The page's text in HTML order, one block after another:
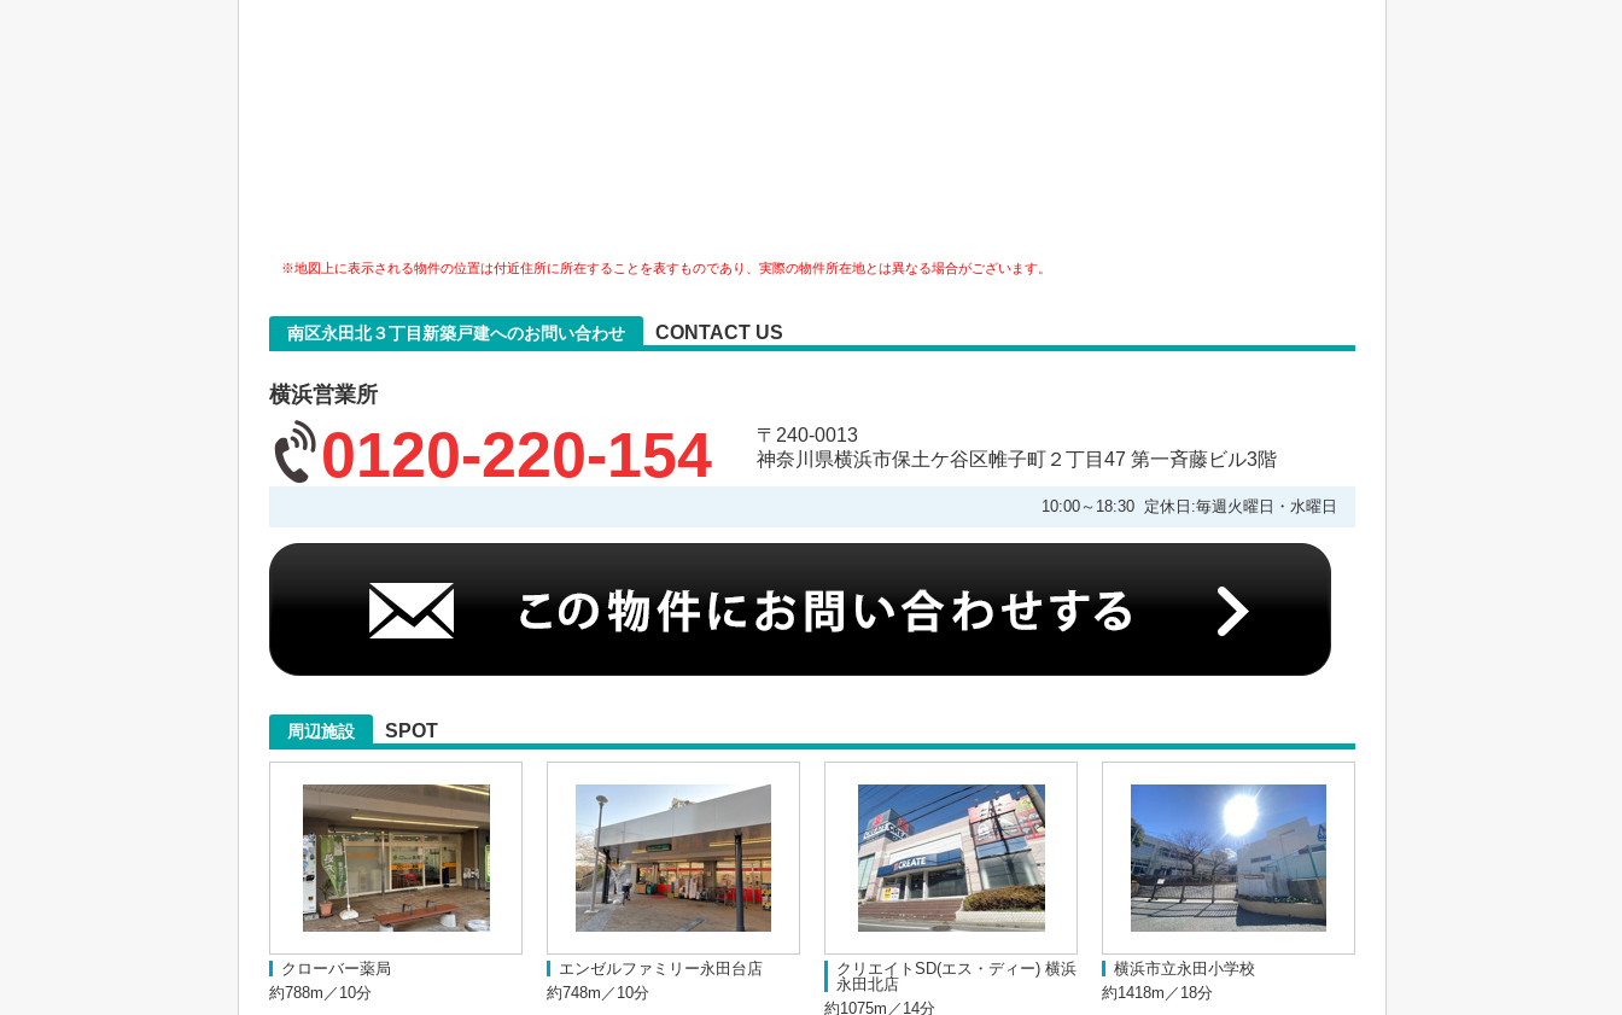
※地図上に表示される物件の位置は付近住所に所在することを表すものであり、実際の物件所在地とは異なる場合がございます。
南区永田北３丁目新築戸建へのお問い合わせ CONTACT US
横浜営業所
0120-220-154
〒240-0013
神奈川県横浜市保土ケ谷区帷子町２丁目47 第一斉藤ビル3階
10:00～18:30 定休日:毎週火曜日・水曜日
周辺施設 SPOT
クローバー薬局
約788m／10分
エンゼルファミリー永田台店
約748m／10分
クリエイトSD(エス・ディー) 横浜
永田北店
約1075m／14分
横浜市立永田小学校
約1418m／18分